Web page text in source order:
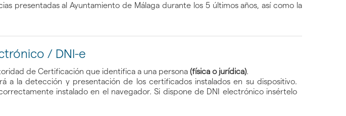
presentadas al Ayuntamiento de Málaga durante los 5 últimos años, así como la
/ DNI-e
de Certificación que identifica a una persona (física o jurídica).
a la detección y presentación de los certificados instalados en su dispositivo.
instalado en el navegador. Si dispone de DNI electrónico insértelo